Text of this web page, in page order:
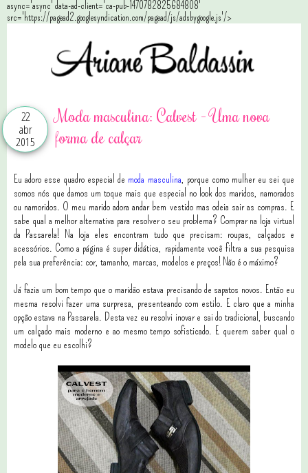
async='async' data-ad-client='ca-pub-1470782825684808'
src='https://pagead2.googlesyndication.com/pagead/js/adsbygoogle.js'/>
22
abr
2015
Moda masculina: Calvest - Uma nova
forma de calçar
Eu adoro esse quadro especial de moda masculina, porque como mulher eu sei que
somos nós que damos um toque mais que especial no look dos maridos, namorados
ou namoridos. O meu marido adora andar bem vestido mas odeia sair as compras. E
sabe qual a melhor alternativa para resolver o seu problema? Comprar na loja virtual
da Passarela! Na loja eles encontram tudo que precisam: roupas, calçados e
acessórios. Como a página é super didática, rapidamente você filtra a sua pesquisa
pela sua preferência: cor, tamanho, marcas, modelos e preços! Não é o máximo?
Já fazia um bom tempo que o maridão estava precisando de sapatos novos. Então eu
mesma resolvi fazer uma surpresa, presenteando com estilo. E claro que a minha
opção estava na Passarela. Desta vez eu resolvi inovar e sai do tradicional, buscando
um calçado mais moderno e ao mesmo tempo sofisticado. E querem saber qual o
modelo que eu escolhi?